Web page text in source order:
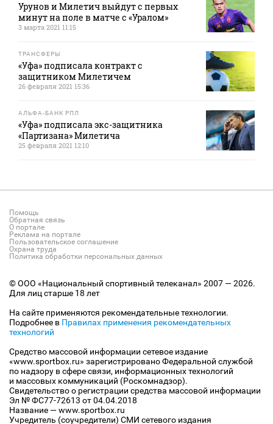
Урунов и Милетич выйдут с первых
минут на поле в матче с «Уралом»
3 марта 2021 11:15
ТРАНСФЕРЫ
«Уфа» подписала контракт с
защитником Милетичем
26 февраля 2021 15:36
АЛЬФА-БАНК РПЛ
«Уфа» подписала экс-защитника
«Партизана» Милетича
25 февраля 2021 12:10
Помощь
Обратная связь
О портале
Реклама на портале
Пользовательское соглашение
Охрана труда
Политика обработки персональных данных
© ООО «Национальный спортивный телеканал» 2007 — 2026.
Для лиц старше 18 лет
На сайте применяются рекомендательные технологии.
Подробнее в Правилах применения рекомендательных
технологий
Средство массовой информации сетевое издание
«www.sportbox.ru» зарегистрировано Федеральной службой
по надзору в сфере связи, информационных технологий
и массовых коммуникаций (Роскомнадзор).
Свидетельство о регистрации средства массовой информации
Эл № ФС77-72613 от 04.04.2018
Название — www.sportbox.ru
Учредитель (соучредители) СМИ сетевого издания